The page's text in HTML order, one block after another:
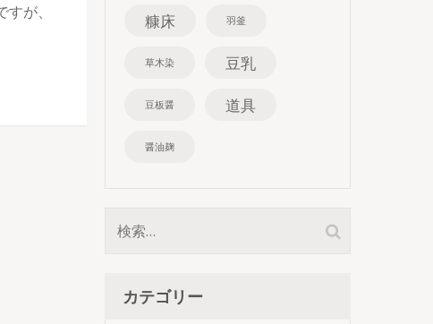
が、
糠床 羽釜
草木染 豆乳
豆板醤 道具
醤油麹
検
カテゴリー